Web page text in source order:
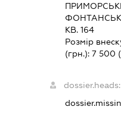
КВ. 164
Розмір
(грн.):7 500
dossier.heads: